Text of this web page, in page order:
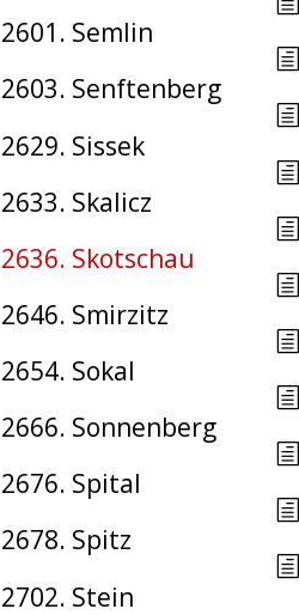
2601. Semlin
2603. Senftenberg
2629. Sissek
2633. Skalicz
2636. Skotschau
2646. Smirzitz
2654. Sokal
2666. Sonnenberg
2676. Spital
2678. Spitz
2702. Stein
h
h
h
h
h
h
h
h
h
h